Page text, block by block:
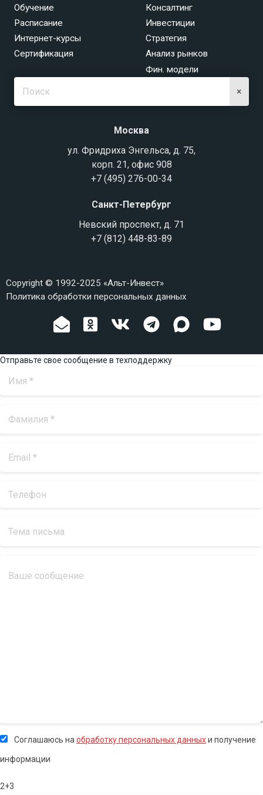
Обучение
Расписание
Интернет-курсы
Сертификация
Консалтинг
Инвестиции
Стратегия
Анализ рынков
Фин. модели
×
Москва
ул. Фридриха Энгельса, д. 75,
корп. 21, офис 908
+7 (495) 276-00-34
Санкт-Петербург
Невский проспект, д. 71
+7 (812) 448-83-89
Copyright © 1992-2025 «Альт-Инвест»
Политика обработки персональных данных
Отправьте свое сообщение в техподдержку
Соглашаюсь на обработку персональных данныхи получение
информации
2+3